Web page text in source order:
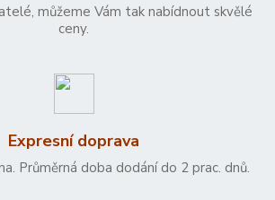
můžeme Vám tak nabídnout skvělé
ceny.
Expresní doprava
Průměrná doba dodání do 2 prac. dnů.